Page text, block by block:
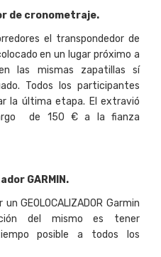
de cronometraje.
el transpondedor de
en un lugar próximo a
las mismas zapatillas sí
Todos los participantes
la última etapa. El extravió
de 150 € a la fianza
GARMIN.
GEOLOCALIZADOR Garmin
del mismo es tener
posible a todos los